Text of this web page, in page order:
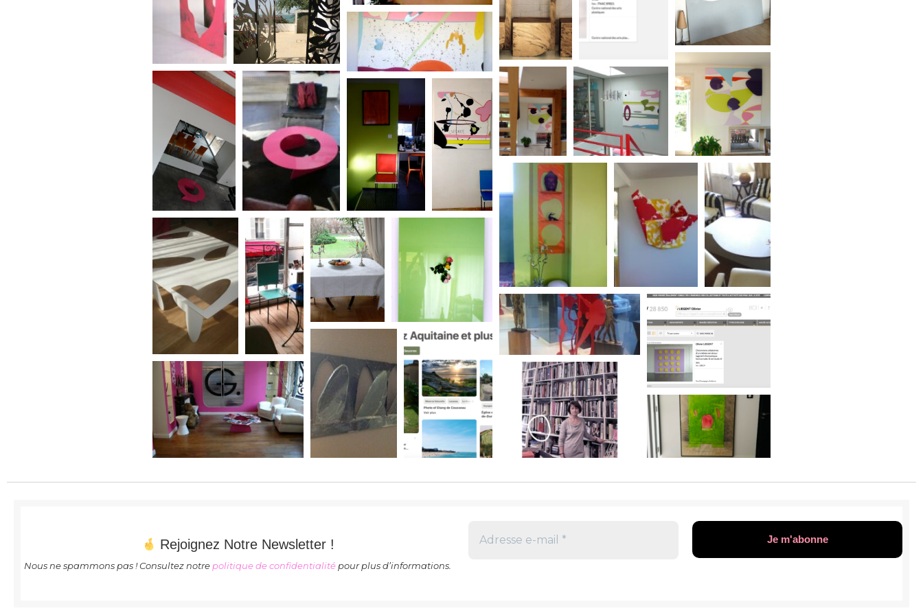
Rejoignez Notre Newsletter !
Nous ne spammons pas ! Consultez notre politique de confidentialité pour plus d’informations.